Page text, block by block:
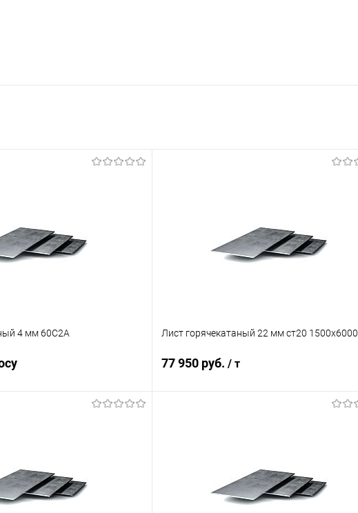
4 мм 60С2А
Под заказ
Лист горячекатаный 22 мм ст20 1500х6000
77 950 руб. / т
Под заказ